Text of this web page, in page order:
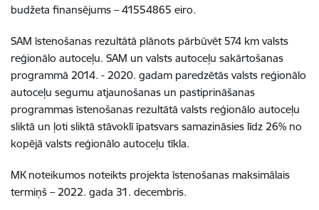
budžeta finansējums – 41554865 eiro.
SAM īstenošanas rezultātā plānots pārbūvēt 574 km valsts
reģionālo autoceļu. SAM un valsts autoceļu sakārtošanas
programmā 2014. - 2020. gadam paredzētās valsts reģionālo
autoceļu segumu atjaunošanas un pastiprināšanas
programmas īstenošanas rezultātā valsts reģionālo autoceļu
sliktā un ļoti sliktā stāvoklī īpatsvars samazināsies līdz 26% no
kopējā valsts reģionālo autoceļu tīkla.
MK noteikumos noteikts projekta īstenošanas maksimālais
termiņš – 2022. gada 31. decembris.